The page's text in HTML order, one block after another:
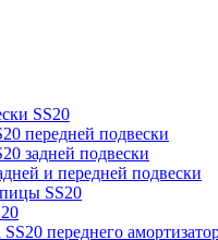
SS20
передней подвески
задней подвески
и передней подвески
SS20
переднего